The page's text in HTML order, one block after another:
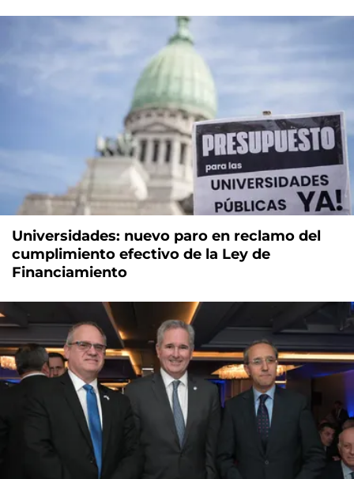
Universidades: nuevo paro en reclamo del
cumplimiento efectivo de la Ley de
Financiamiento